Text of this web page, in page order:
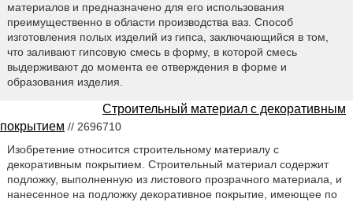
материалов и предназначено для его использования
преимущественно в области производства ваз. Способ
изготовления полых изделий из гипса, заключающийся в том,
что заливают гипсовую смесь в форму, в которой смесь
выдерживают до момента ее отверждения в форме и
образования изделия.
Строительный материал с декоративным
покрытием // 2696710
Изобретение относится строительному материалу с
декоративным покрытием. Строительный материал содержит
подложку, выполненную из листового прозрачного материала, и
нанесенное на подложку декоративное покрытие, имеющее по